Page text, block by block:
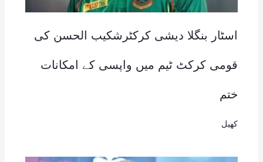
اسٹار بنگلا دیشی کرکٹرشکیب الحسن کی
قومی کرکٹ ٹیم میں واپسی کے امکانات
ختم
کھیل